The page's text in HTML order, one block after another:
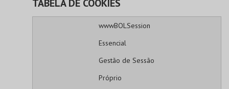
TABELA DE COOKIES
wwwBOLSession
Essencial
Gestão de Sessão
Próprio